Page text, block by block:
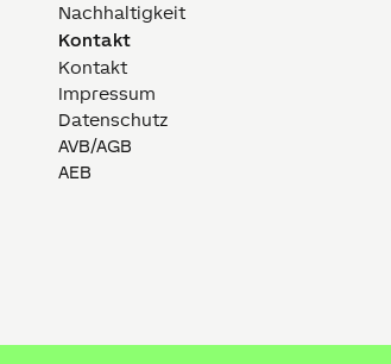
Nachhaltigkeit
Kontakt
Kontakt
Impressum
Datenschutz
AVB/AGB
AEB